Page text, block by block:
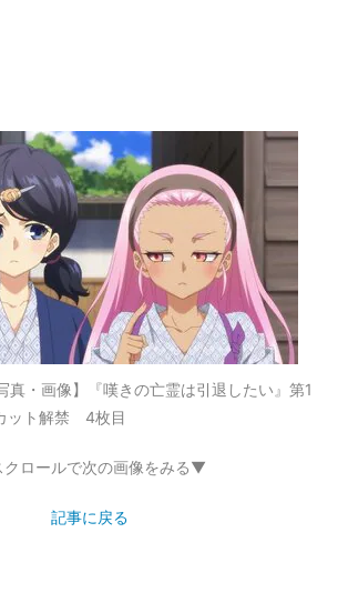
写真・画像】『嘆きの亡霊は引退したい』第1
ット解禁 4枚目
ロールで次の画像をみる▼
記事に戻る